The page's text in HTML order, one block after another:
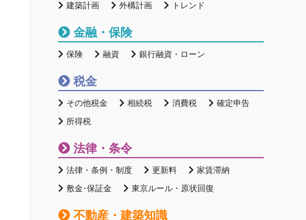
建築計画
外構計画 トレンド
金融・保険
保険 融資 銀行融資・ローン
税金
その他税金 相続税 消費税
確定申告
所得税
法律・条令
法律・条例・制度 更新料
家賃滞納
敷金･保証金
東京ルール・原状回復
不動産・建築知識